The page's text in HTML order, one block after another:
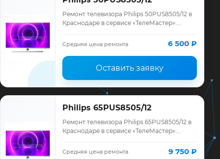
Ремонт телевизора Philips 50PUS8505/12 в
Краснодаре в сервисе «ТелеМастер»:
ремонта, запчасти и гарантия до 12
месяце…
Средняя цена ремонта 6 500 ₽
Оставить заявку
Philips 65PUS8505/12
Ремонт телевизора Philips 65PUS8505/12 в
Краснодаре в сервисе «ТелеМастер»:
ремонта, запчасти и гарантия до 12
Средняя цена ремонта 9 750 ₽